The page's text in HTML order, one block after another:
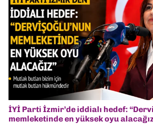
İYİ Parti İzmir’de iddialı hedef:
memleketinde en yüksek oyu